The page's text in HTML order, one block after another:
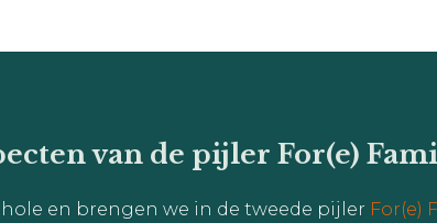
van de pijler For(e)
en brengen we in de tweede pijler For(e)